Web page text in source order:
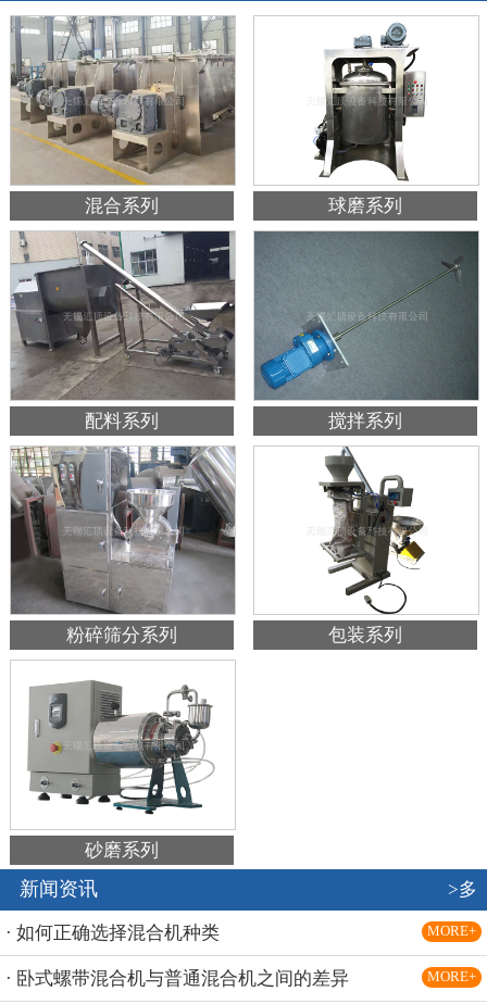
混合系列 球磨系列
配料系列 搅拌系列
粉碎筛分系列 包装系列
砂磨系列
新闻资讯 >多
· 如何正确选择混合机种类 MORE+
· 卧式螺带混合机与普通混合机之间的差异 MORE+